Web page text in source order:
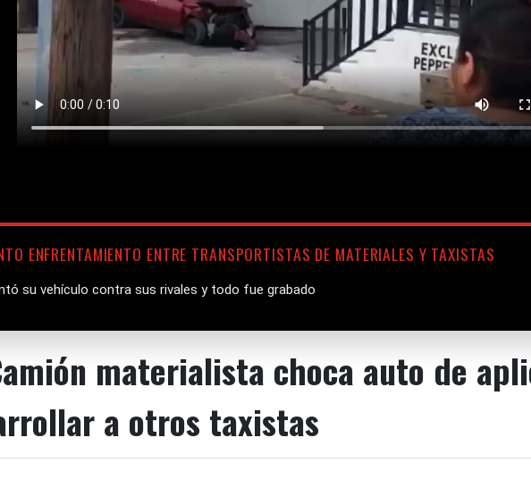
ENFRENTAMIENTO ENTRE TRANSPORTISTAS DE MATERIALES Y TAXISTAS
su vehículo contra sus rivales y todo fue grabado
materialista choca auto de
a otros taxistas